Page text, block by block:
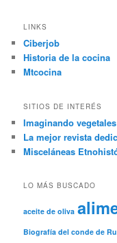
LINKS
Ciberjob
Historia de la cocina
Mtcocina
SITIOS DE INTERÉS
Imaginando vegetales
La mejor revista
Misceláneas
LO MÁS BUSCADO
aceite de oliva
Biografía del conde de